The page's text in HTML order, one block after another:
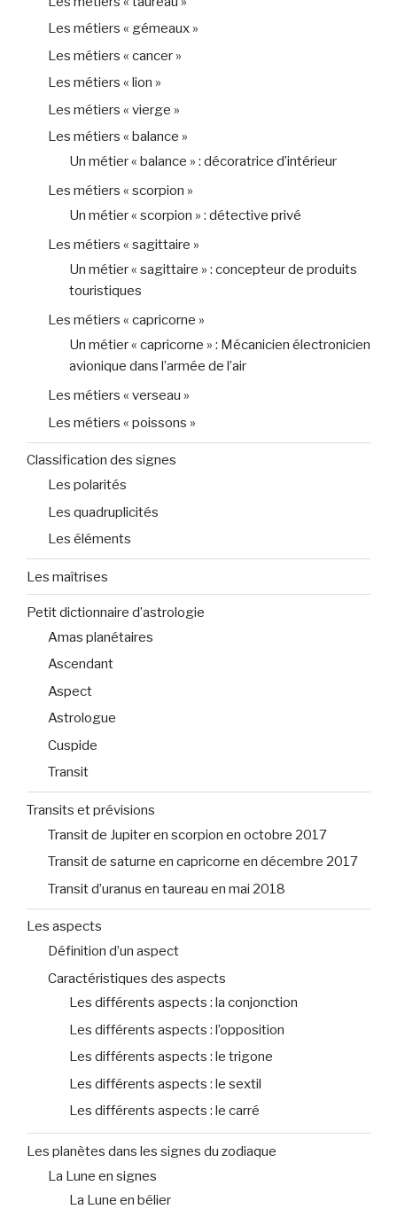
Les métiers « gémeaux »
Les métiers « cancer »
Les métiers « lion »
Les métiers « vierge »
Les métiers « balance »
Un métier « balance » : décoratrice d’intérieur
Les métiers « scorpion »
Un métier « scorpion » : détective privé
Les métiers « sagittaire »
Un métier « sagittaire » : concepteur de produits
touristiques
Les métiers « capricorne »
Un métier « capricorne » : Mécanicien électronicien
avionique dans l’armée de l’air
Les métiers « verseau »
Les métiers « poissons »
Classification des signes
Les polarités
Les quadruplicités
Les éléments
Les maîtrises
Petit dictionnaire d’astrologie
Amas planétaires
Ascendant
Aspect
Astrologue
Cuspide
Transit
Transits et prévisions
Transit de Jupiter en scorpion en octobre 2017
Transit de saturne en capricorne en décembre 2017
Transit d’uranus en taureau en mai 2018
Les aspects
Définition d’un aspect
Caractéristiques des aspects
Les différents aspects : la conjonction
Les différents aspects : l’opposition
Les différents aspects : le trigone
Les différents aspects : le sextil
Les différents aspects : le carré
Les planètes dans les signes du zodiaque
La Lune en signes
La Lune en bélier